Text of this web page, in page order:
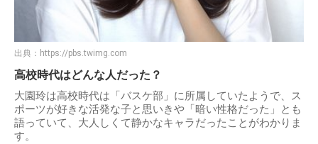
出典： https://pbs.twimg.com
高校時代はどんな人だった？
大園玲は高校時代は「バスケ部」に所属していたようで、ス
ポーツが好きな活発な子と思いきや「暗い性格だった」とも
語っていて、大人しくて静かなキャラだったことがわかりま
す。